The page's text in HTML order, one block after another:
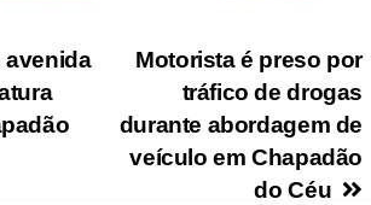
de PostMotorista é preso por
tráfico de drogas
durante abordagem de
veículo em Chapadão
do Céu
avenida